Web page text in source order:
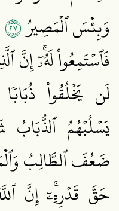
وَبِئۡسَ ٱلۡمَصِيرُ٧٢
فَٱسۡتَمِعُواْ لَهُۥٓۚ إِنَّ
لَن يَخۡلُقُواْ
يَسۡلُبۡهُمُ ٱلذُّبَابُ
ضَعُفَ ٱلطَّالِبُ
حَقَّ قَدۡرِهِۦٓۚ إِنَّ